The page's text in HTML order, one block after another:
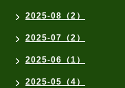
2025-08（2）
2025-07（2）
2025-06（1）
2025-05（4）